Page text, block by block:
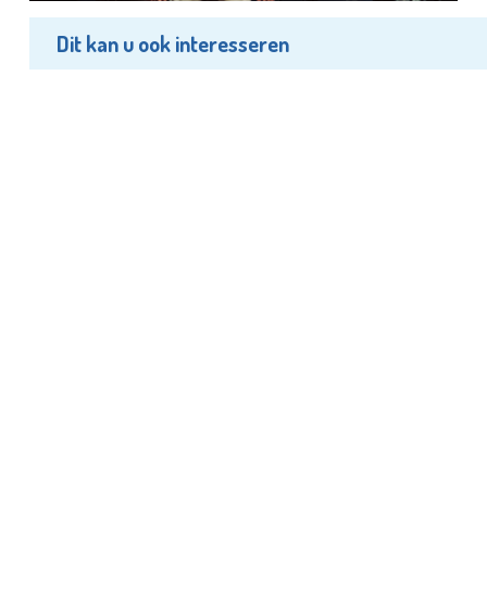
Dit kan u ook interesseren